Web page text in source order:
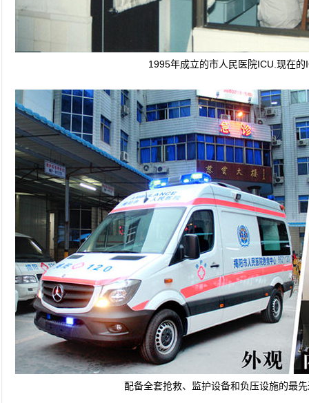
1995年成立的市人民医院ICU.现在的
配备全套抢救、监护设备和负压设施的最